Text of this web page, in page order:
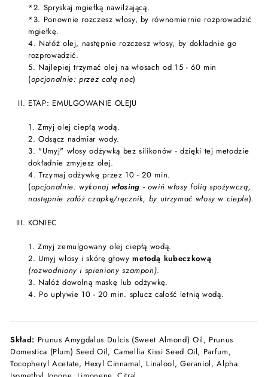
*2. Spryskaj mgiełką nawilżającą.
*3. Ponownie rozczesz włosy, by równomiernie rozprowadzić
mgiełkę.
4. Nałóż olej, następnie rozczesz włosy, by dokładnie go
rozprowadzić.
5. Najlepiej trzymać olej na włosach od 15 - 60 min
(opcjonalnie: przez całą noc)
ETAP: EMULGOWANIE OLEJU
1. Zmyj olej ciepłą wodą.
2. Odsącz nadmiar wody.
3. "Umyj" włosy odżywką bez silikonów - dzięki tej metodzie
dokładnie zmyjesz olej.
4. Trzymaj odżywkę przez 10 - 20 min.
(opcjonalnie: wykonajwłosing - owiń włosy folią spożywczą,
następnie załóż czapkę/ręcznik, by utrzymać włosy w cieple).
KONIEC
1. Zmyj zemulgowany olej ciepłą wodą.
2. Umyj włosy i skórę głowymetodą kubeczkową
(rozwodniony i spieniony szampon).
3. Nałóż dowolną maskę lub odżywkę.
4. Po upływie 10 - 20 min. spłucz całość letnią wodą.
Skład: Prunus Amygdalus Dulcis (Sweet Almond) Oil, Prunus
Domestica (Plum) Seed Oil, Camellia Kissi Seed Oil, Parfum,
Tocopheryl Acetate, Hexyl Cinnamal, Linalool, Geraniol, Alpha